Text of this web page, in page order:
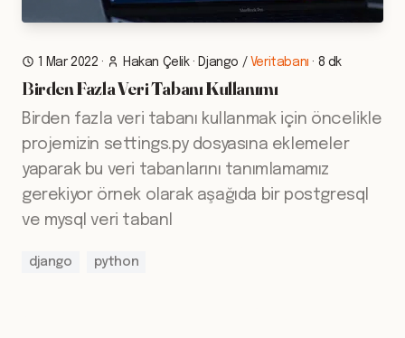
1 Mar 2022 · Hakan Çelik· Django / Veritabanı · 8 dk
Birden Fazla Veri Tabanı Kullanımı
Birden fazla veri tabanı kullanmak için öncelikle
projemizin settings.py dosyasına eklemeler
yaparak bu veri tabanlarını tanımlamamız
gerekiyor örnek olarak aşağıda bir postgresql
ve mysql veri tabanl
django python